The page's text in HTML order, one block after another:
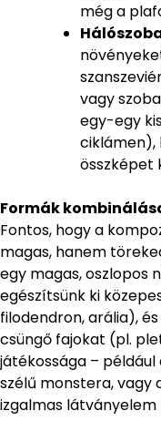
még a
vagy
egy-egy
ciklámen),
összképet
Formák
Fontos, hogy a
magas, hanem
egy magas, oszlopos
egészítsünk ki
filodendron, arália),
csüngő fajokat (pl.
játékossága –
szélű monstera, vagy
izgalmas látványelem